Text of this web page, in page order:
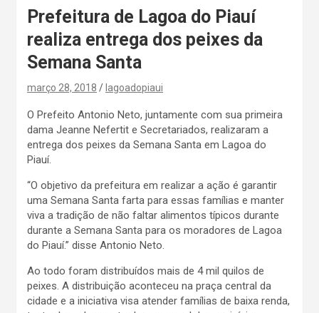
Prefeitura de Lagoa do Piauí
realiza entrega dos peixes da
Semana Santa
março 28, 2018 lagoadopiaui
O Prefeito Antonio Neto, juntamente com sua primeira
dama Jeanne Nefertit e Secretariados, realizaram a
entrega dos peixes da Semana Santa em Lagoa do
Piauí.
“O objetivo da prefeitura em realizar a ação é garantir
uma Semana Santa farta para essas famílias e manter
viva a tradição de não faltar alimentos típicos durante
durante a Semana Santa para os moradores de Lagoa
do Piauí.” disse Antonio Neto.
Ao todo foram distribuídos mais de 4 mil quilos de
peixes. A distribuição aconteceu na praça central da
cidade e a iniciativa visa atender famílias de baixa renda,